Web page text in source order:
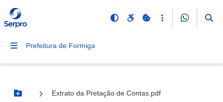
Prefeitura de Formiga
Botão Menu
Extrato da Pretação de Contas.pdf